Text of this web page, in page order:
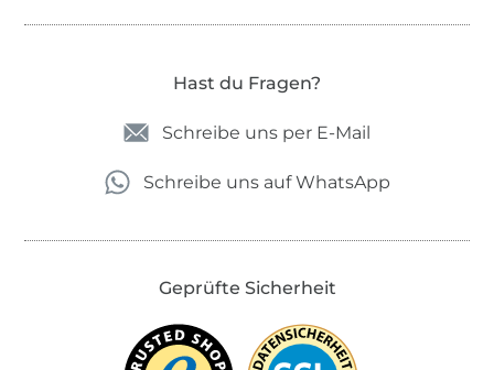
Hast du Fragen?
Schreibe uns per E-Mail
Schreibe uns auf WhatsApp
Geprüfte Sicherheit